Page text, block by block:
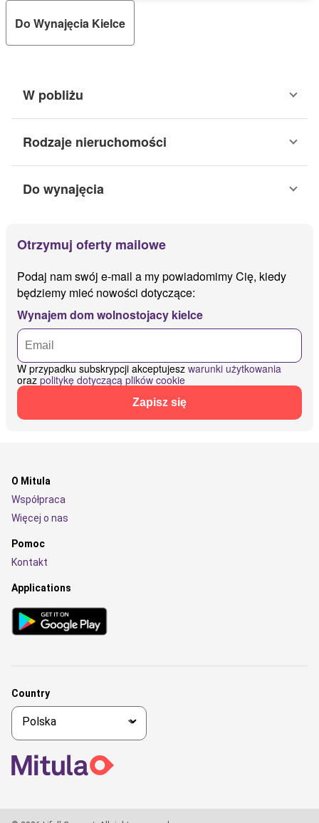
Do Wynajęcia Kielce
W pobliżu
Rodzaje nieruchomości
Do wynajęcia
Otrzymuj oferty mailowe
Podaj nam swój e-mail a my powiadomimy Cię, kiedy
będziemy mieć nowości dotyczące:
Wynajem dom wolnostojacy kielce
W przypadku subskrypcji akceptujesz warunki użytkowania
oraz politykę dotyczącą plików cookie
Zapisz się
O Mitula
Współpraca
Więcej o nas
Pomoc
Kontakt
Applications
Country